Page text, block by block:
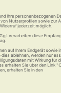
ARTZT
Vielseitiges
erhöhten